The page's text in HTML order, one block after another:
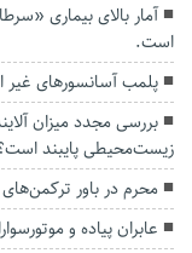
آمار بالای بیماری
است‌.
پلمب آسانسورهای غیر
بررسی مجدد میزان
زیست‌محیطی پایبند
محرم در باور
عابران پیاده و